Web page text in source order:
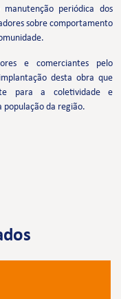
periódica dos
sobre comportamento
e comerciantes pelo
desta obra que
para a coletividade e
população da região.